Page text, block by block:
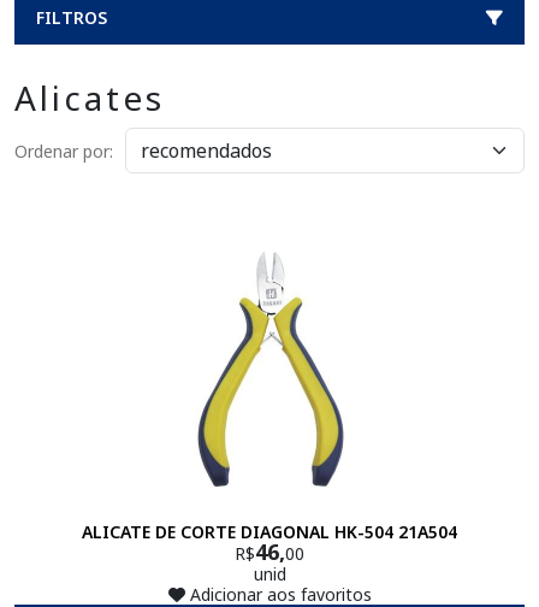
FILTROS
Alicates
Ordenar por:
ALICATE DE CORTE DIAGONAL HK-504 21A504
R$46,00
unid
Adicionar aos favoritos